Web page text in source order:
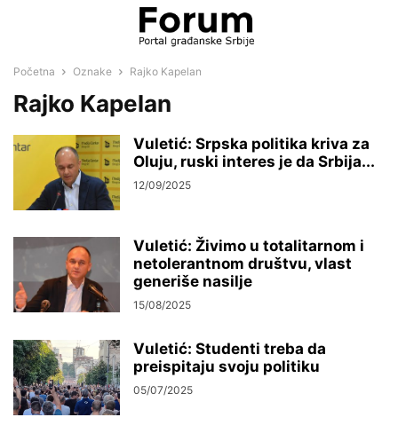
Početna Oznake Rajko Kapelan
Rajko Kapelan
Vuletić: Srpska politika kriva za
Oluju, ruski interes je da Srbija...
12/09/2025
Vuletić: Živimo u totalitarnom i
netolerantnom društvu, vlast
generiše nasilje
15/08/2025
Vuletić: Studenti treba da
preispitaju svoju politiku
05/07/2025